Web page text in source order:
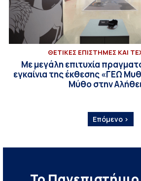
ΘΕΤΙΚΕΣ ΕΠΙΣΤΗΜΕΣ ΚΑΙ
Με μεγάλη επιτυχία
εγκαίνια της έκθεσης «ΓΕΩ
Μύθο στην
Επόμενο ›